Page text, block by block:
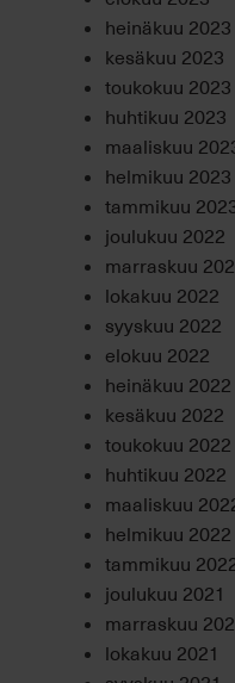
heinäkuu 2023
kesäkuu 2023
toukokuu 2023
huhtikuu 2023
maaliskuu
helmikuu 2023
tammikuu
joulukuu 2022
marraskuu
lokakuu 2022
syyskuu 2022
elokuu 2022
heinäkuu 2022
kesäkuu 2022
toukokuu 2022
huhtikuu 2022
maaliskuu
helmikuu 2022
tammikuu
joulukuu 2021
marraskuu
lokakuu 2021